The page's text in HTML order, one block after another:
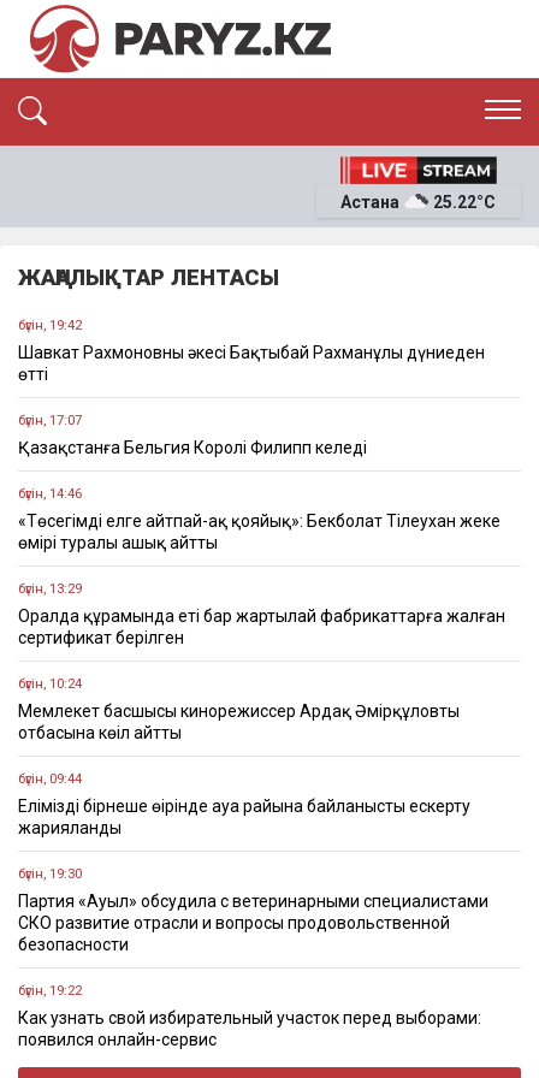
ЭКОНОМИКА
ОҚИҒА
Астана 25.22°C
ЖАҢАЛЫҚТАР ЛЕНТАСЫ
бүгін, 19:42
Шавкат Рахмоновның әкесі Бақтыбай Рахманұлы дүниеден
өтті
бүгін, 17:07
Қазақстанға Бельгия Королі Филипп келеді
бүгін, 14:46
«Төсегімді елге айтпай-ақ қояйық»: Бекболат Тілеухан жеке
өмірі туралы ашық айтты
бүгін, 13:29
Оралда құрамында еті бар жартылай фабрикаттарға жалған
сертификат берілген
бүгін, 10:24
Мемлекет басшысы кинорежиссер Ардақ Әмірқұловтың
отбасына көңіл айтты
бүгін, 09:44
Еліміздің бірнеше өңірінде ауа райына байланысты ескерту
жарияланды
бүгін, 19:30
Партия «Ауыл» обсудила с ветеринарными специалистами
СКО развитие отрасли и вопросы продовольственной
безопасности
бүгін, 19:22
Как узнать свой избирательный участок перед выборами:
появился онлайн-сервис